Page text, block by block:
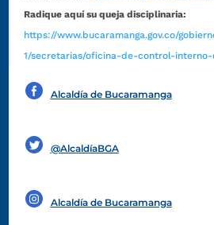
Radique aquí su queja disciplinaria:
https://www.bucaramanga.gov.co/
1/secretarias/oficina-de-control-
Alcaldía de Bucaramanga
@AlcaldíaBGA
Alcaldía de Bucaramanga